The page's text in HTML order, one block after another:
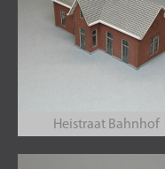
Heistraat Bahnhof